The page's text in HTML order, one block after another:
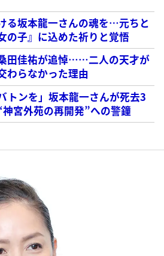
る坂本龍一さんの魂を…元ちと
の子』に込めた祈りと覚悟
田佳祐が追悼……二人の天才が
わらなかった理由
トンを」坂本龍一さんが死去3
宮外苑の再開発”への警鐘